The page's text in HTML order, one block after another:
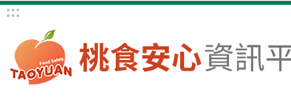
跳到主要內容區塊
:::